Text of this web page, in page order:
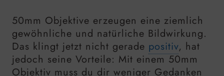
50mm Objektive erzeugen eine ziemlich
gewöhnliche und natürliche Bildwirkung.
Das klingt jetzt nicht gerade positiv, hat
jedoch seine Vorteile: Mit einem 50mm
Objektiv muss du dir weniger Gedanken